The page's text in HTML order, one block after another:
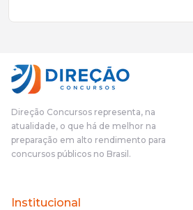
mais excelentes cargos da
fundamental na minha derrota no ano
pudesse enxergar o que eu errei e
das aulas vocês(Direção Concursos), que
o aluno, além de ter que estudar, ele
fazendo um cronograma, num pós-
complicado, é uma avalanche de
terem feito isso é muito bacana, porque
no volume de matérias.
Direção Concursos representa, na
atualidade, o que há de melhor na
preparação em alto rendimento para
concursos públicos no Brasil.
Institucional